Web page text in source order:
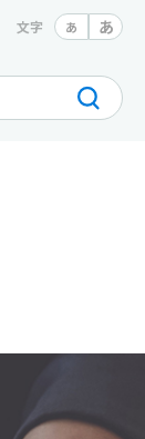
文字 あ あ